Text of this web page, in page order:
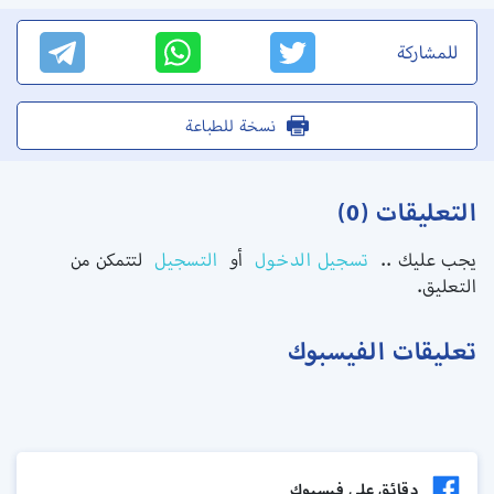
للمشاركة
نسخة للطباعة
التعليقات (0)
يجب عليك .. تسجيل الدخول أو التسجيل لتتمكن من
التعليق.
تعليقات الفيسبوك
دقائق علي فيسبوك